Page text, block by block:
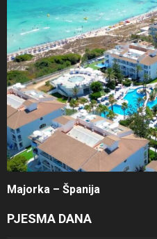
Majorka – Španija
PJESMA DANA